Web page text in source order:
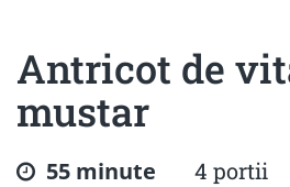
Antricot de
mustar
55 minute 4 portii